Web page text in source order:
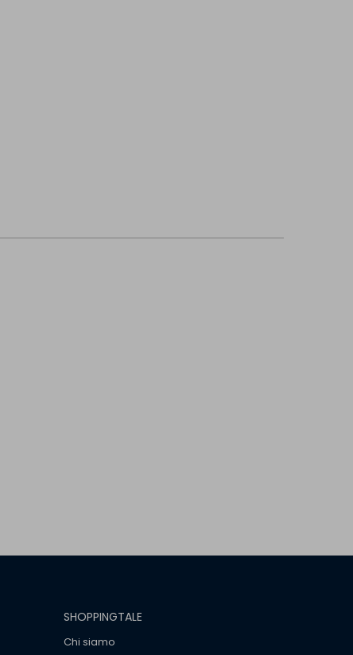
SHOPPINGTALE
Chi siamo